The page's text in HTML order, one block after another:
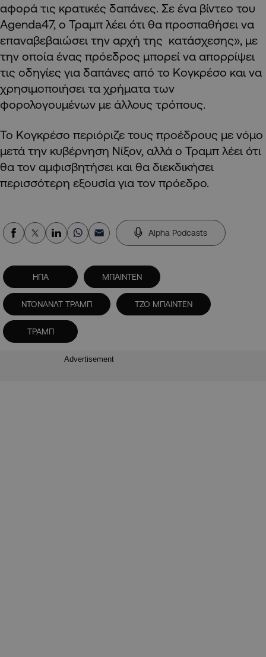
αφορά τις κρατικές δαπάνες. Σε ένα βίντεο του
Agenda47, ο Τραμπ λέει ότι θα προσπαθήσει να
επαναβεβαιώσει την αρχή της κατάσχεσης», με
την οποία ένας πρόεδρος μπορεί να απορρίψει
τις οδηγίες για δαπάνες από το Κογκρέσο και να
χρησιμοποιήσει τα χρήματα των
φορολογουμένων με άλλους τρόπους.
Το Κογκρέσο περιόριζε τους προέδρους με νόμο
μετά την κυβέρνηση Νίξον, αλλά ο Τραμπ λέει ότι
θα τον αμφισβητήσει και θα διεκδικήσει
περισσότερη εξουσία για τον πρόεδρο.
Alpha Podcasts
ΗΠΑ ΜΠΑΙΝΤΕΝ
ΝΤΟΝΑΝΛΤ ΤΡΑΜΠ ΤΖΟ ΜΠΑΙΝΤΕΝ
ΤΡΑΜΠ
Advertisement